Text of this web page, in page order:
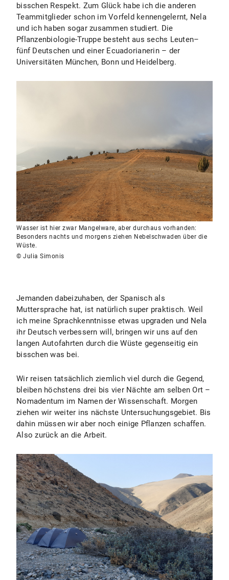
bisschen Respekt. Zum Glück habe ich die anderen
Teammitglieder schon im Vorfeld kennengelernt, Nela
und ich haben sogar zusammen studiert. Die
Pflanzenbiologie-Truppe besteht aus sechs Leuten–
fünf Deutschen und einer Ecuadorianerin – der
Universitäten München, Bonn und Heidelberg.
Wasser ist hier zwar Mangelware, aber durchaus vorhanden:
Besonders nachts und morgens ziehen Nebelschwaden über die
Wüste.
© Julia Simonis
Jemanden dabeizuhaben, der Spanisch als
Muttersprache hat, ist natürlich super praktisch. Weil
ich meine Sprachkenntnisse etwas upgraden und Nela
ihr Deutsch verbessern will, bringen wir uns auf den
langen Autofahrten durch die Wüste gegenseitig ein
bisschen was bei.
Wir reisen tatsächlich ziemlich viel durch die Gegend,
bleiben höchstens drei bis vier Nächte am selben Ort –
Nomadentum im Namen der Wissenschaft. Morgen
ziehen wir weiter ins nächste Untersuchungsgebiet. Bis
dahin müssen wir aber noch einige Pflanzen schaffen.
Also zurück an die Arbeit.